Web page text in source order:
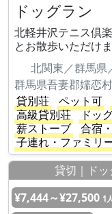
ドッグラン
北軽井沢テニス倶
とお散歩いただけま
北関東／群馬県
群馬県吾妻郡嬬恋
貸別荘
ペット可
高級貸別荘
ドッ
薪ストーブ
合宿
子連れ・ファミリ
貸切｜ド
¥7,444～¥27,500 1